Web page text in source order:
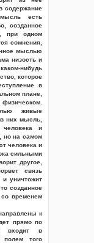
содержание
есть
созданное
при одном
сомнения,
мыслью
низость и
нибудь
которое
в
плане,
живые
них мысль,
и
но на самом
человека и
сильными
другое,
связь
и уничтожит
созданное
временем
к
прямо по
входит в
полем того